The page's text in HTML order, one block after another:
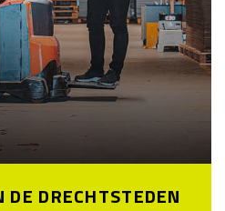
DE DRECHTSTEDEN